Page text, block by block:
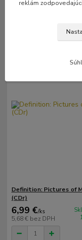
Definition: Pictures of
(CDr)
6,99 €/ks
5,68 € bez DPH
reklám